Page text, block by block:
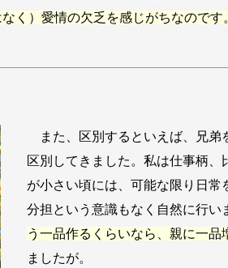
く）愛情の欠乏を感じがちなので
また、区別するといえば、兄弟
区別してきました。私は仕事柄
が小さい頃には、可能な限り日常
分担という意識もなく自然に行い
う一品作るくらいなら、親に一品
ましたが。